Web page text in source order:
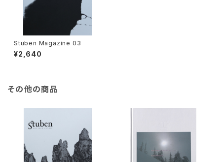
Stuben Magazine 03
¥2,640
その他の商品